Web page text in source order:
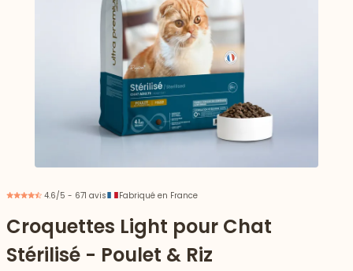
4.6/5 - 671 avis Fabriqué en France
Croquettes Light pour Chat
Stérilisé - Poulet & Riz